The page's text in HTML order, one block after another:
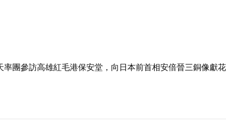
團參訪高雄紅毛港保安堂，向日本前首相安倍晉三銅像獻